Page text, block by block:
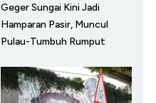
Geger Sungai Kini Jadi
Hamparan Pasir, Muncul
Pulau-Tumbuh Rumput